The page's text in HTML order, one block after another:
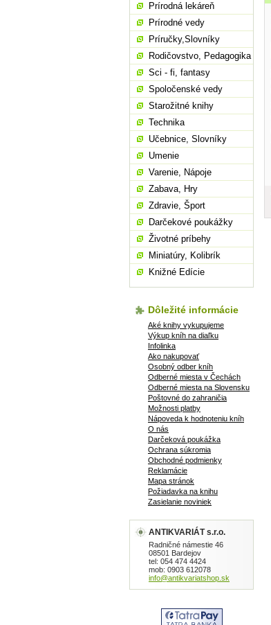
Prírodná lekáreň
Prírodné vedy
Príručky,Slovníky
Rodičovstvo, Pedagogika
Sci - fi, fantasy
Spoločenské vedy
Starožitné knihy
Technika
Učebnice, Slovníky
Umenie
Varenie, Nápoje
Zabava, Hry
Zdravie, Šport
Darčekové poukážky
Životné príbehy
Miniatúry, Kolibrík
Knižné Edície
Dôležité informácie
Aké knihy vykupujeme
Výkup kníh na diaľku
Infolinka
Ako nakupovať
Osobný odber kníh
Odberné miesta v Čechách
Odberné miesta na Slovensku
Poštovné do zahraničia
Možnosti platby
Nápoveda k hodnoteniu kníh
O nás
Darčeková poukážka
Ochrana súkromia
Obchodné podmienky
Reklamácie
Mapa stránok
Požiadavka na knihu
Zasielanie noviniek
ANTIKVARIÁT s.r.o.
Radničné námestie 46
08501 Bardejov
tel: 054 474 4424
mob: 0903 612078
info@antikvariatshop.sk